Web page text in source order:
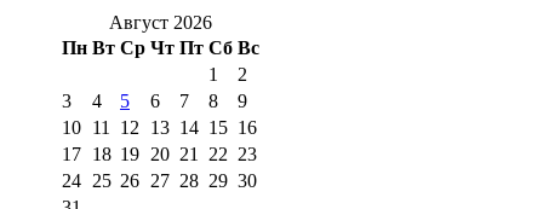
Август 2026
Пн Вт Ср Чт Пт Сб Вс
1
2
3
4 5 6 7 8
9
10 11 12 13 14 15 16
17 18 19 20 21 22 23
24 25 26 27 28 29 30